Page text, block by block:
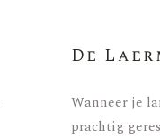
De
Wanneer je
prachtig